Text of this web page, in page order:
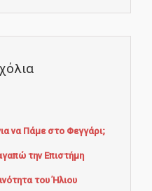
να Πάμε στο Φεγγάρι;
την Επιστήμη
του Ήλιου